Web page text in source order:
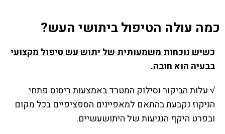
כמה עולה הטיפול ביתושי העש?
כשיש נוכחות משמעותית של יתוש עש טיפול מקצועי
בבעיה הוא חובה.
√ עלות הביקור וסילוק המטרד באמצעות ריסוס פתחי
הניקוז נקבעת בהתאם למאפיינים הספציפיים בכל מקום
ובפרט היקף הנגיעות של היתושעשיים.